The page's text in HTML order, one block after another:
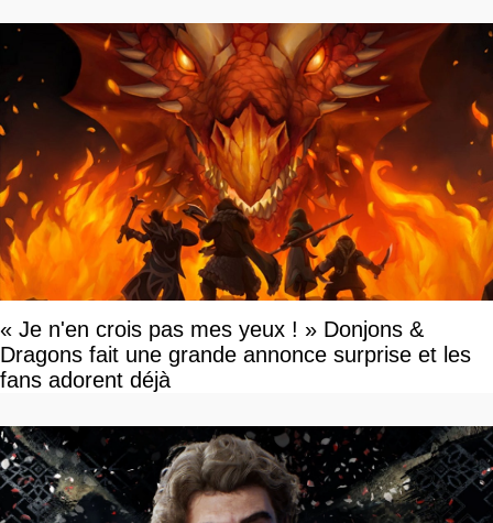
« Je n'en crois pas mes yeux ! » Donjons &
Dragons fait une grande annonce surprise et les
fans adorent déjà